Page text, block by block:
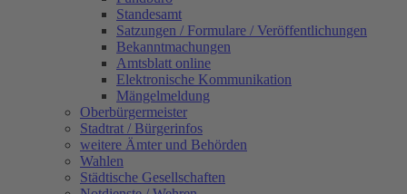
Standesamt
Satzungen / Formulare / Veröffentlichungen
Bekanntmachungen
Amtsblatt online
Elektronische Kommunikation
Mängelmeldung
Oberbürgermeister
Stadtrat / Bürgerinfos
weitere Ämter und Behörden
Wahlen
Städtische Gesellschaften